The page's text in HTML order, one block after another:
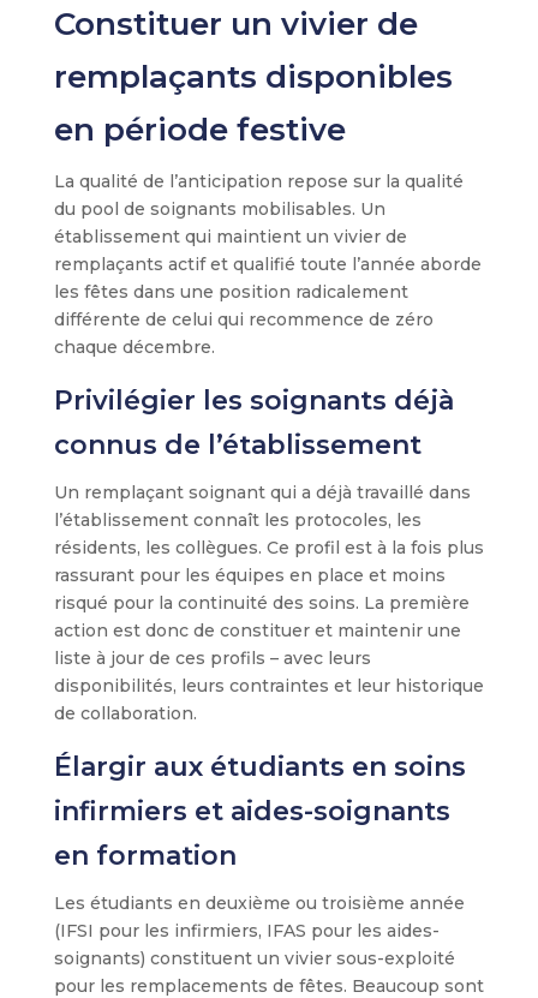
Constituer un vivier de
remplaçants disponibles
en période festive
La qualité de l’anticipation repose sur la qualité
du pool de soignants mobilisables. Un
établissement qui maintient un vivier de
remplaçants actif et qualifié toute l’année aborde
les fêtes dans une position radicalement
différente de celui qui recommence de zéro
chaque décembre.
Privilégier les soignants déjà
connus de l’établissement
Un remplaçant soignant qui a déjà travaillé dans
l’établissement connaît les protocoles, les
résidents, les collègues. Ce profil est à la fois plus
rassurant pour les équipes en place et moins
risqué pour la continuité des soins. La première
action est donc de constituer et maintenir une
liste à jour de ces profils – avec leurs
disponibilités, leurs contraintes et leur historique
de collaboration.
Élargir aux étudiants en soins
infirmiers et aides-soignants
en formation
Les étudiants en deuxième ou troisième année
(IFSI pour les infirmiers, IFAS pour les aides-
soignants) constituent un vivier sous-exploité
pour les remplacements de fêtes. Beaucoup sont